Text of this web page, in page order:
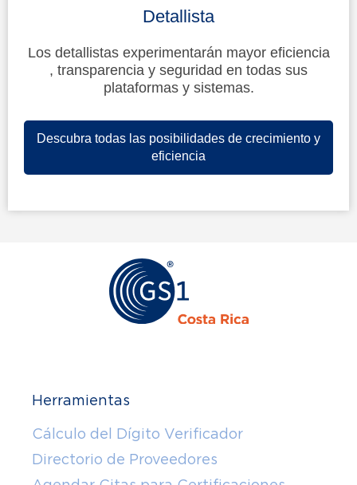
Detallista
Los detallistas experimentarán mayor eficiencia
, transparencia y seguridad en todas sus
plataformas y sistemas.
Descubra todas las posibilidades de crecimiento y
eficiencia
Herramientas
Cálculo del Dígito Verificador
Directorio de Proveedores